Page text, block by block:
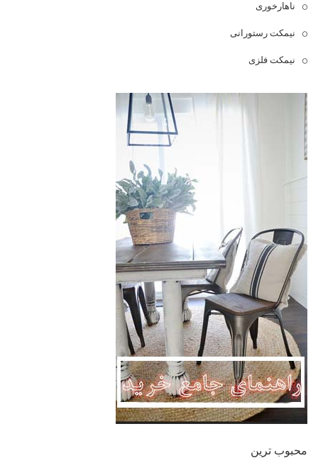
ناهارخوری
نیمکت رستورانی
نیمکت فلزی
محبوب ترین